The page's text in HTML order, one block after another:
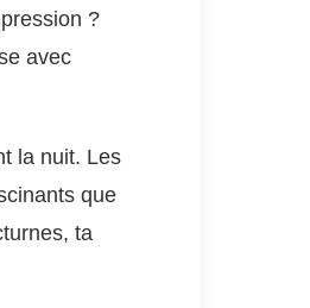
?
avec
la nuit. Les
que
ta